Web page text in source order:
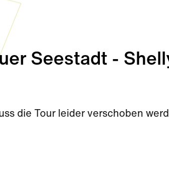
Seestadt -
die Tour leider verschoben